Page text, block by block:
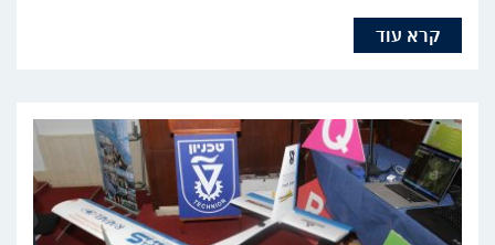
קרא עוד